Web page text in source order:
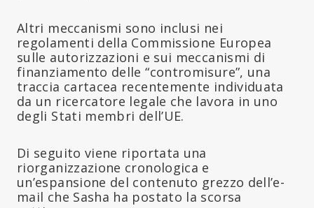
Altri meccanismi sono inclusi nei
regolamenti della Commissione Europea
sulle autorizzazioni e sui meccanismi di
finanziamento delle “contromisure”, una
traccia cartacea recentemente individuata
da un ricercatore legale che lavora in uno
degli Stati membri dell’UE.
Di seguito viene riportata una
riorganizzazione cronologica e
un’espansione del contenuto grezzo dell’e-
mail che Sasha ha postato la scorsa